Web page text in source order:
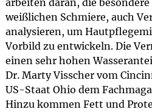
arbeiten daran, die
weißlichen Schmiere, auch
analysieren, um
Vorbild zu entwickeln. Die
einen sehr hohen
Dr. Marty Visscher vom
US-Staat Ohio dem
Hinzu kommen Fett und